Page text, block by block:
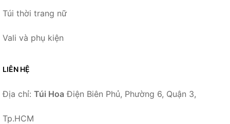
Túi thời trang nữ
Vali và phụ kiện
LIÊN HỆ
Địa chỉ: Túi Hoa Điện Biên Phủ, Phường 6, Quận 3,
Tp.HCM